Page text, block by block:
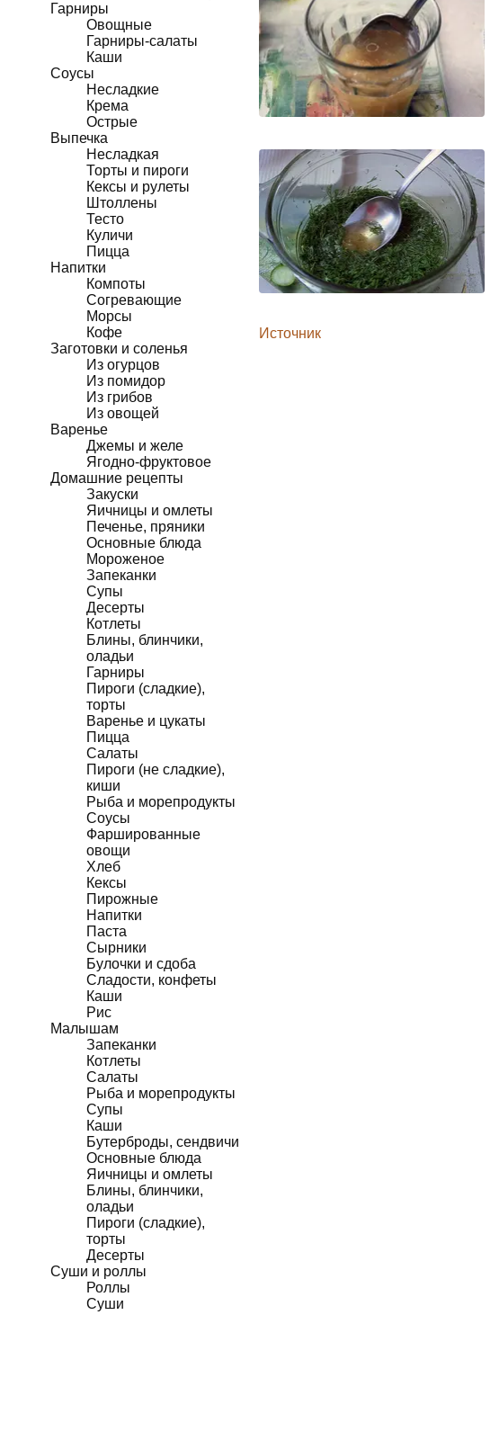
Гарниры
Овощные
Гарниры-салаты
Каши
Соусы
Несладкие
Крема
Острые
Выпечка
Несладкая
Торты и пироги
Кексы и рулеты
Штоллены
Тесто
Куличи
Пицца
Напитки
Компоты
Согревающие
Морсы
Кофе
Заготовки и соленья
Из огурцов
Из помидор
Из грибов
Из овощей
Варенье
Джемы и желе
Ягодно-фруктовое
Домашние рецепты
Закуски
Яичницы и омлеты
Печенье, пряники
Основные блюда
Мороженое
Запеканки
Супы
Десерты
Котлеты
Блины, блинчики,
оладьи
Гарниры
Пироги (сладкие),
торты
Варенье и цукаты
Пицца
Салаты
Пироги (не сладкие),
киши
Рыба и морепродукты
Соусы
Фаршированные
овощи
Хлеб
Кексы
Пирожные
Напитки
Паста
Сырники
Булочки и сдоба
Сладости, конфеты
Каши
Рис
Малышам
Запеканки
Котлеты
Салаты
Рыба и морепродукты
Супы
Каши
Бутерброды, сендвичи
Основные блюда
Яичницы и омлеты
Блины, блинчики,
оладьи
Пироги (сладкие),
торты
Десерты
Суши и роллы
Роллы
Суши
Источник